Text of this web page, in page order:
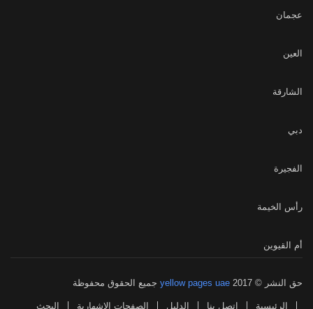
عجمان
العين
الشارقة
دبي
الفجيرة
رأس الخيمة
أم القيوين
حق النشر © 2017 yellow pages uae جميع الحقوق محفوظة
الرئيسية اتصل بنا الدليل الصفحات الاشهارية البحث